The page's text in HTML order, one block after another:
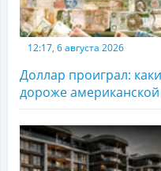
12:17, 6 августа 2026
Доллар проиграл:
дороже американской